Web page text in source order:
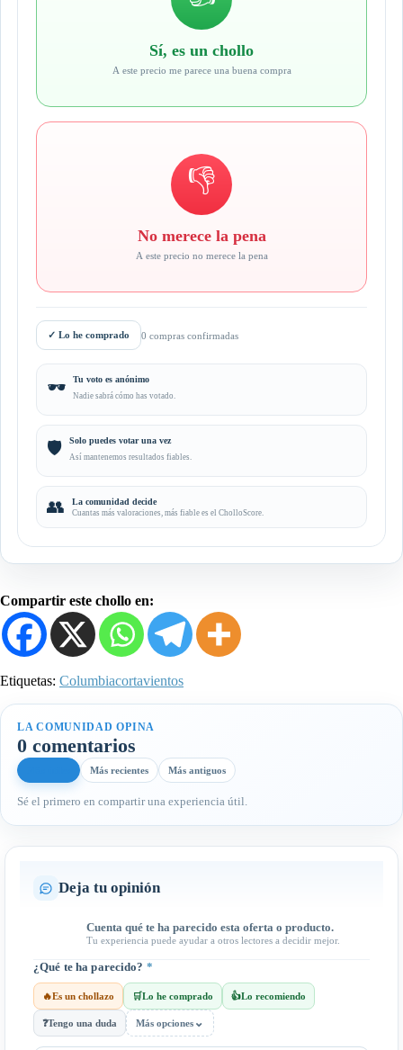
Sí, es un chollo
A este precio me parece una buena compra
👎
No merece la pena
A este precio no merece la pena
✓ Lo he comprado 0 compras confirmadas
🕶️ Tu voto es anónimo
Nadie sabrá cómo has votado.
🛡️ Solo puedes votar una vez
Así mantenemos resultados fiables.
👥 La comunidad decide
Cuantas más valoraciones, más fiable es el CholloScore.
Compartir este chollo en:
Etiquetas: Columbiacortavientos
LA COMUNIDAD OPINA
0 comentarios
Más recientes Más antiguos
Sé el primero en compartir una experiencia útil.
Deja tu opinión
Cuenta qué te ha parecido esta oferta o producto.
Tu experiencia puede ayudar a otros lectores a decidir mejor.
¿Qué te ha parecido? *
🔥Es un chollazo 🛒Lo he comprado 👍Lo recomiendo
❓Tengo una duda Más opciones ⌄